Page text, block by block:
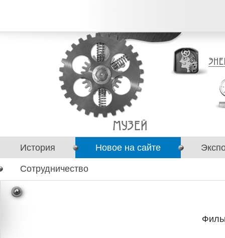
История Новое на сайте
Сотрудничество